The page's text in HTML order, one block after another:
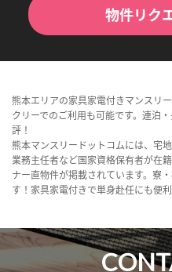
物件リク
熊本エリアの家具家電付きマンスリ
クリーでのご利用も可能です。連泊
評！
熊本マンスリードットコムには、宅
業務主任者など国家資格保有者が在
ナー直物件が掲載されています。寮
す！家具家電付きで単身赴任にも便利